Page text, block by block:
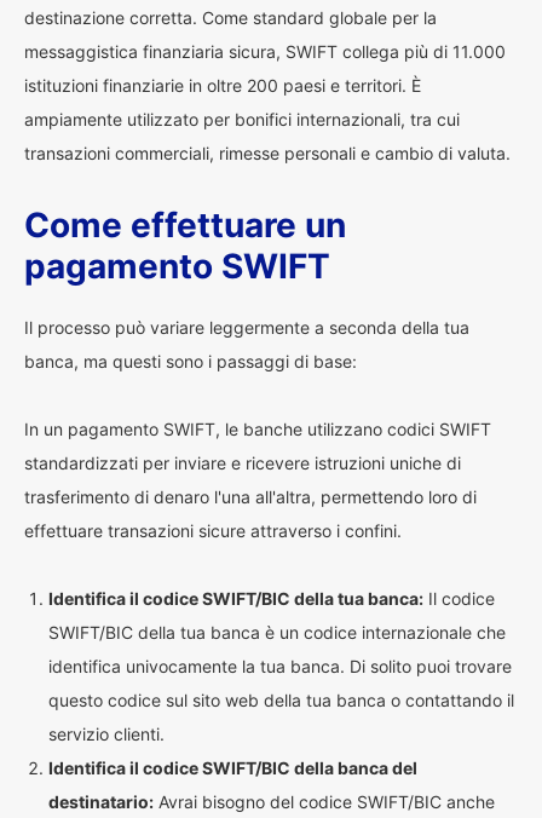
destinazione corretta. Come standard globale per la
messaggistica finanziaria sicura, SWIFT collega più di 11.000
istituzioni finanziarie in oltre 200 paesi e territori. È
ampiamente utilizzato per bonifici internazionali, tra cui
transazioni commerciali, rimesse personali e cambio di valuta.
Come effettuare un
pagamento SWIFT
Il processo può variare leggermente a seconda della tua
banca, ma questi sono i passaggi di base:
In un pagamento SWIFT, le banche utilizzano codici SWIFT
standardizzati per inviare e ricevere istruzioni uniche di
trasferimento di denaro l'una all'altra, permettendo loro di
effettuare transazioni sicure attraverso i confini.
Identifica il codice SWIFT/BIC della tua banca: Il codice
SWIFT/BIC della tua banca è un codice internazionale che
identifica univocamente la tua banca. Di solito puoi trovare
questo codice sul sito web della tua banca o contattando il
servizio clienti.
Identifica il codice SWIFT/BIC della banca del
destinatario: Avrai bisogno del codice SWIFT/BIC anche